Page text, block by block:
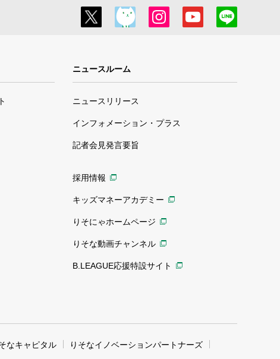
ニュースルーム
ニュースリリース
インフォメーション・プラス
記者会見発言要旨
採用情報
キッズマネーアカデミー
りそにゃホームページ
りそな動画チャンネル
B.LEAGUE応援特設サイト
なキャピタル りそなイノベーションパートナーズ